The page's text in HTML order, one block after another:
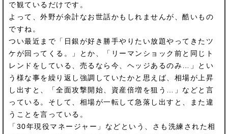
で観ているだけです。
よって、外野が余計なお世話かもしれませんが、酷いもの
ですね。
つい最近まで「日銀が好き勝手やりたい放題やってきたツ
ケが回ってくる。」とか、「リーマンショック前と同じト
レンドをしている、売るなら今、ヘッジあるのみ…」とい
う様な事を繰り返し強調していたかと思えば、相場が上昇
し出すと、「全面攻撃開始、資産倍増を狙う…」などと言
っている。そして、相場が一転して急落し出すと、また違
うことを言っている。
「30年現役マネージャー」などという、さも洗練された相